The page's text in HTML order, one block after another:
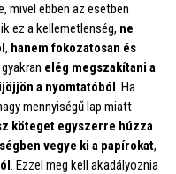
mivel ebben az esetben
ez a kellemetlenség, ne
, hanem fokozatosan és
elég megszakítani a
a nyomtatóból. Ha
mennyiségű lap miatt
köteget egyszerre húzza
vegye ki a papírokat,
. Ezzel meg kell akadályoznia